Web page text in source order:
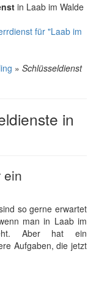
in Laab im Walde
für "Laab im
» Schlüsseldienst
in
ein
so gerne erwartet
man in Laab im
Aber hat ein
Aufgaben, die jetzt